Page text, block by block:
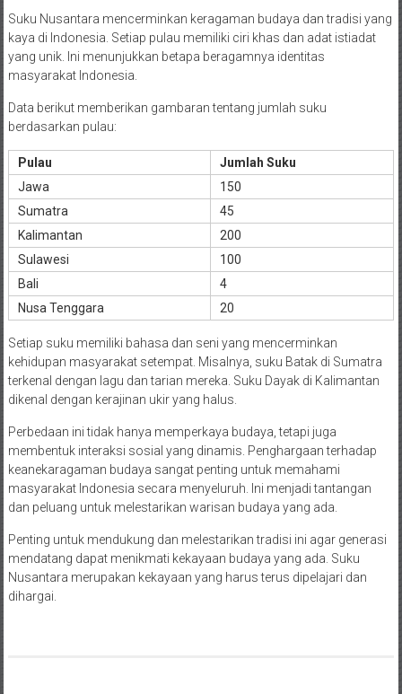
Suku Nusantara mencerminkan keragaman budaya dan tradisi yang
kaya di Indonesia. Setiap pulau memiliki ciri khas dan adat istiadat
yang unik. Ini menunjukkan betapa beragamnya identitas
masyarakat Indonesia.
Data berikut memberikan gambaran tentang jumlah suku
berdasarkan pulau:
Pulau
Jumlah Suku
Jawa
150
Sumatra
45
Kalimantan
200
Sulawesi
100
Bali
4
Nusa Tenggara
20
Setiap suku memiliki bahasa dan seni yang mencerminkan
kehidupan masyarakat setempat. Misalnya, suku Batak di Sumatra
terkenal dengan lagu dan tarian mereka. Suku Dayak di Kalimantan
dikenal dengan kerajinan ukir yang halus.
Perbedaan ini tidak hanya memperkaya budaya, tetapi juga
membentuk interaksi sosial yang dinamis. Penghargaan terhadap
keanekaragaman budaya sangat penting untuk memahami
masyarakat Indonesia secara menyeluruh. Ini menjadi tantangan
dan peluang untuk melestarikan warisan budaya yang ada.
Penting untuk mendukung dan melestarikan tradisi ini agar generasi
mendatang dapat menikmati kekayaan budaya yang ada. Suku
Nusantara merupakan kekayaan yang harus terus dipelajari dan
dihargai.